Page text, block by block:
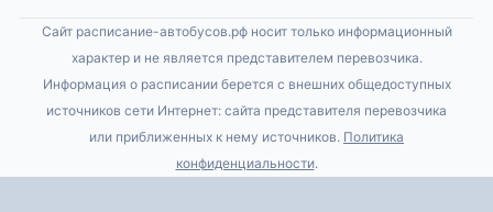
Сайт расписание-автобусов.рф носит только информационный
характер и не является представителем перевозчика.
Информация о расписании берется с внешних общедоступных
источников сети Интернет: сайта представителя перевозчика
или приближенных к нему источников. Политика
конфиденциальности.